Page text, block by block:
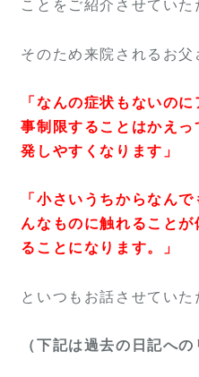
ことをご紹介させていた
そのため来院されるお
「なんの症状もないの
事制限することはかえ
発しやすくなります」
「小さいうちからなん
んなものに触れること
ることになります。」
といつもお話させていた
（下記は過去の日記への